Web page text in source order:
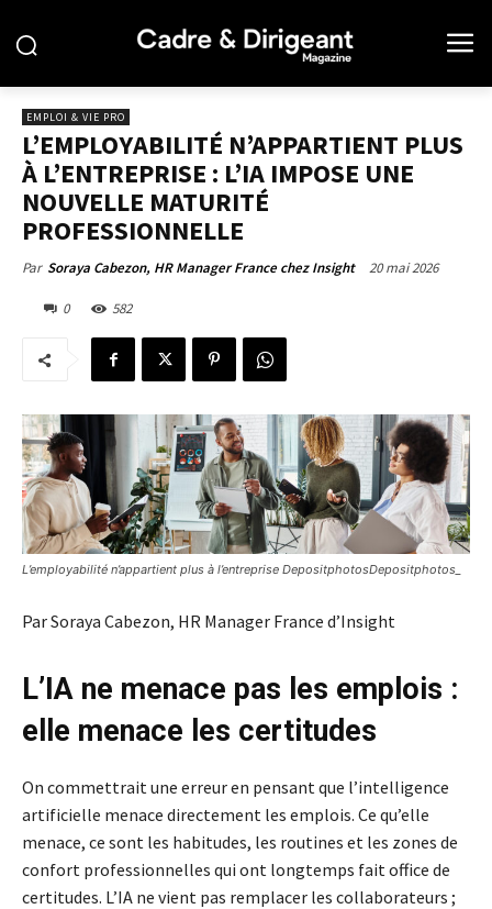
EMPLOI & VIE PRO
L’EMPLOYABILITÉ N’APPARTIENT PLUS
À L’ENTREPRISE : L’IA IMPOSE UNE
NOUVELLE MATURITÉ
PROFESSIONNELLE
Par Soraya Cabezon, HR Manager France chez Insight 20 mai 2026
0 582
L’employabilité n’appartient plus à l’entreprise DepositphotosDepositphotos_
Par Soraya Cabezon, HR Manager France d’Insight
L’IA ne menace pas les emplois :
elle menace les certitudes
On commettrait une erreur en pensant que l’intelligence
artificielle menace directement les emplois. Ce qu’elle
menace, ce sont les habitudes, les routines et les zones de
confort professionnelles qui ont longtemps fait office de
certitudes. L’IA ne vient pas remplacer les collaborateurs ;